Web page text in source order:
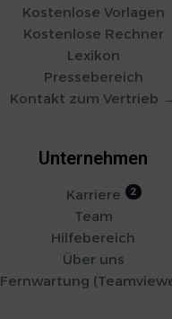
Kostenlose Vorlagen
Kostenlose Rechner
Lexikon
Pressebereich
Kontakt zum Vertrieb
Unternehmen
Karriere
Team
Hilfebereich
Über uns
Fernwartung